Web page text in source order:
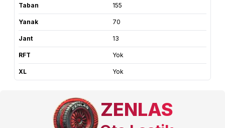
Taban 155
Yanak 70
Jant 13
RFT Yok
XL Yok
ZENLAS